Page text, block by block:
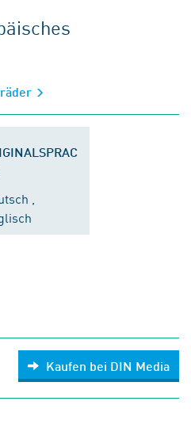
,
Kaufen bei DIN Media